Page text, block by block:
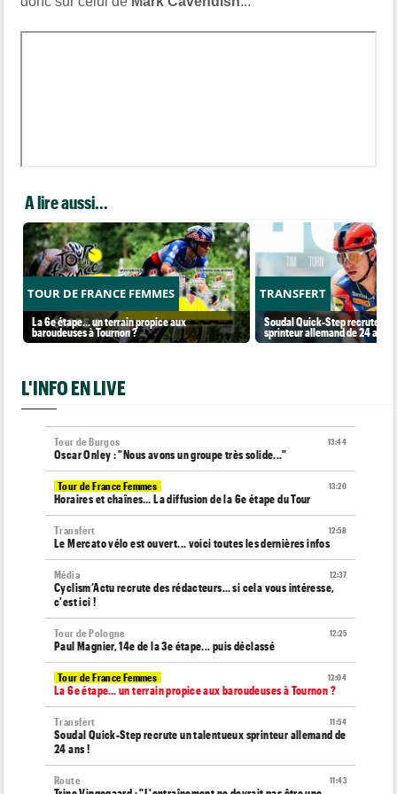
A lire aussi...
TOUR DE FRANCE FEMMES
La 6e étape… un terrain propice aux
baroudeuses à Tournon ?
TRANSFERT
Soudal Quick-Step recrute un
sprinteur allemand de 24 ans !
L'INFO EN LIVE
13:44
Tour de Burgos
Oscar Onley : "Nous avons un groupe très solide..."
13:20
Tour de France Femmes
Horaires et chaînes… La diffusion de la 6e étape du Tour
12:58
Transfert
Le Mercato vélo est ouvert... voici toutes les dernières infos
12:37
Média
Cyclism’Actu recrute des rédacteurs… si cela vous intéresse,
c'est ici !
12:25
Tour de Pologne
Paul Magnier, 14e de la 3e étape... puis déclassé
12:04
Tour de France Femmes
La 6e étape… un terrain propice aux baroudeuses à Tournon ?
11:54
Transfert
Soudal Quick-Step recrute un talentueux sprinteur allemand de
24 ans !
11:43
Route